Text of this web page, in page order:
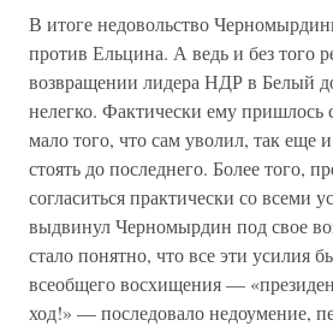
В итоге недовольство
против Ельцина. А ведь и без того
возвращении лидера НДР в Белый
нелегко. Фактически ему пришлось
мало того, что сам уволил, так еще
стоять до последнего. Более того,
согласиться практически со всеми
выдвинул Черномырдин под свое
стало понятно, что все эти усилия
всеобщего восхищения —
ход!» — последовало недоумение,